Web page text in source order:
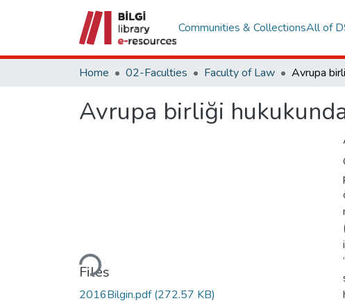
Communities & CollectionsAll of
Home 02-Faculties Faculty of Law
Avrupa birliği
Loading...
Files
2016Bilgin.pdf(272.57 KB)